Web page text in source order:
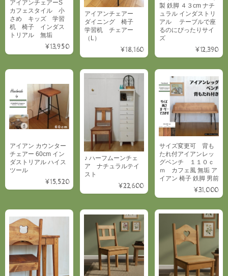
アイアンチェアーS
カフェスタイル 小
さめ キッズ 学習
机 椅子 インダス
トリアル 無垢
¥13,950
アイアンチェアー
ダイニング 椅子
学習机 チェアー
（L）
¥18,160
製 鉄脚 ４３cm ナチ
ュラル インダストリ
アル テーブルで座
るのにぴったりサイ
ズ
¥12,390
アイアン カウンター
チェアー 60cm イン
ダストリアル ハイス
ツール
¥15,520
♪ ハーフムーンチェ
ア ナチュラルテイ
スト
¥22,600
サイズ変更可 背も
たれ付アイアンレッ
グベンチ １１０ｃ
ｍ カフェ風 無垢 ア
イアン 椅子 鉄脚 男前
¥31,000